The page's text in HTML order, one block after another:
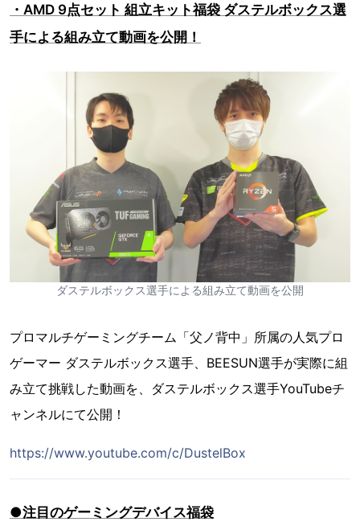
・AMD 9点セット 組立キット福袋 ダステルボックス選
手による組み立て動画を公開！
ダステルボックス選手による組み立て動画を公開
プロマルチゲーミングチーム「父ノ背中」所属の人気プロ
ゲーマー ダステルボックス選手、BEESUN選手が実際に組
み立て挑戦した動画を、ダステルボックス選手YouTubeチ
ャンネルにて公開！
https://www.youtube.com/c/DustelBox
●注目のゲーミングデバイス福袋